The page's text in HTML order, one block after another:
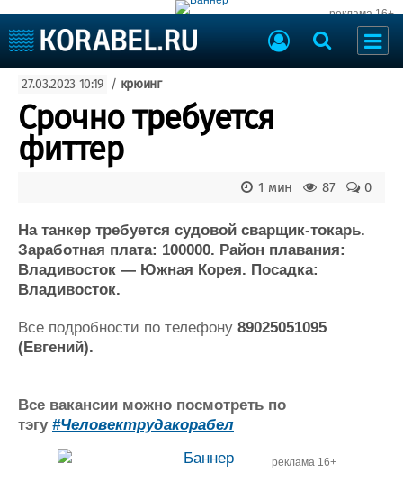
реклама 16+
Судоходство
Судоремонт
События
Пресс-релизы
Порты
Рыболовство
Еще
Судостроение
Пульс
Компании
Репутация
Крюинг
Журнал
Торговая площадка
Оборудование
27.03.2023 10:19 / крюинг
Срочно требуется
фиттер
0
87
1 мин
На танкер требуется судовой сварщик-токарь.
Заработная плата: 100000. Район плавания:
Владивосток — Южная Корея. Посадка:
Владивосток.
Все подробности по телефону 89025051095
(Евгений).
Все вакансии можно посмотреть по
тэгу #Человектрудакорабел
реклама 16+